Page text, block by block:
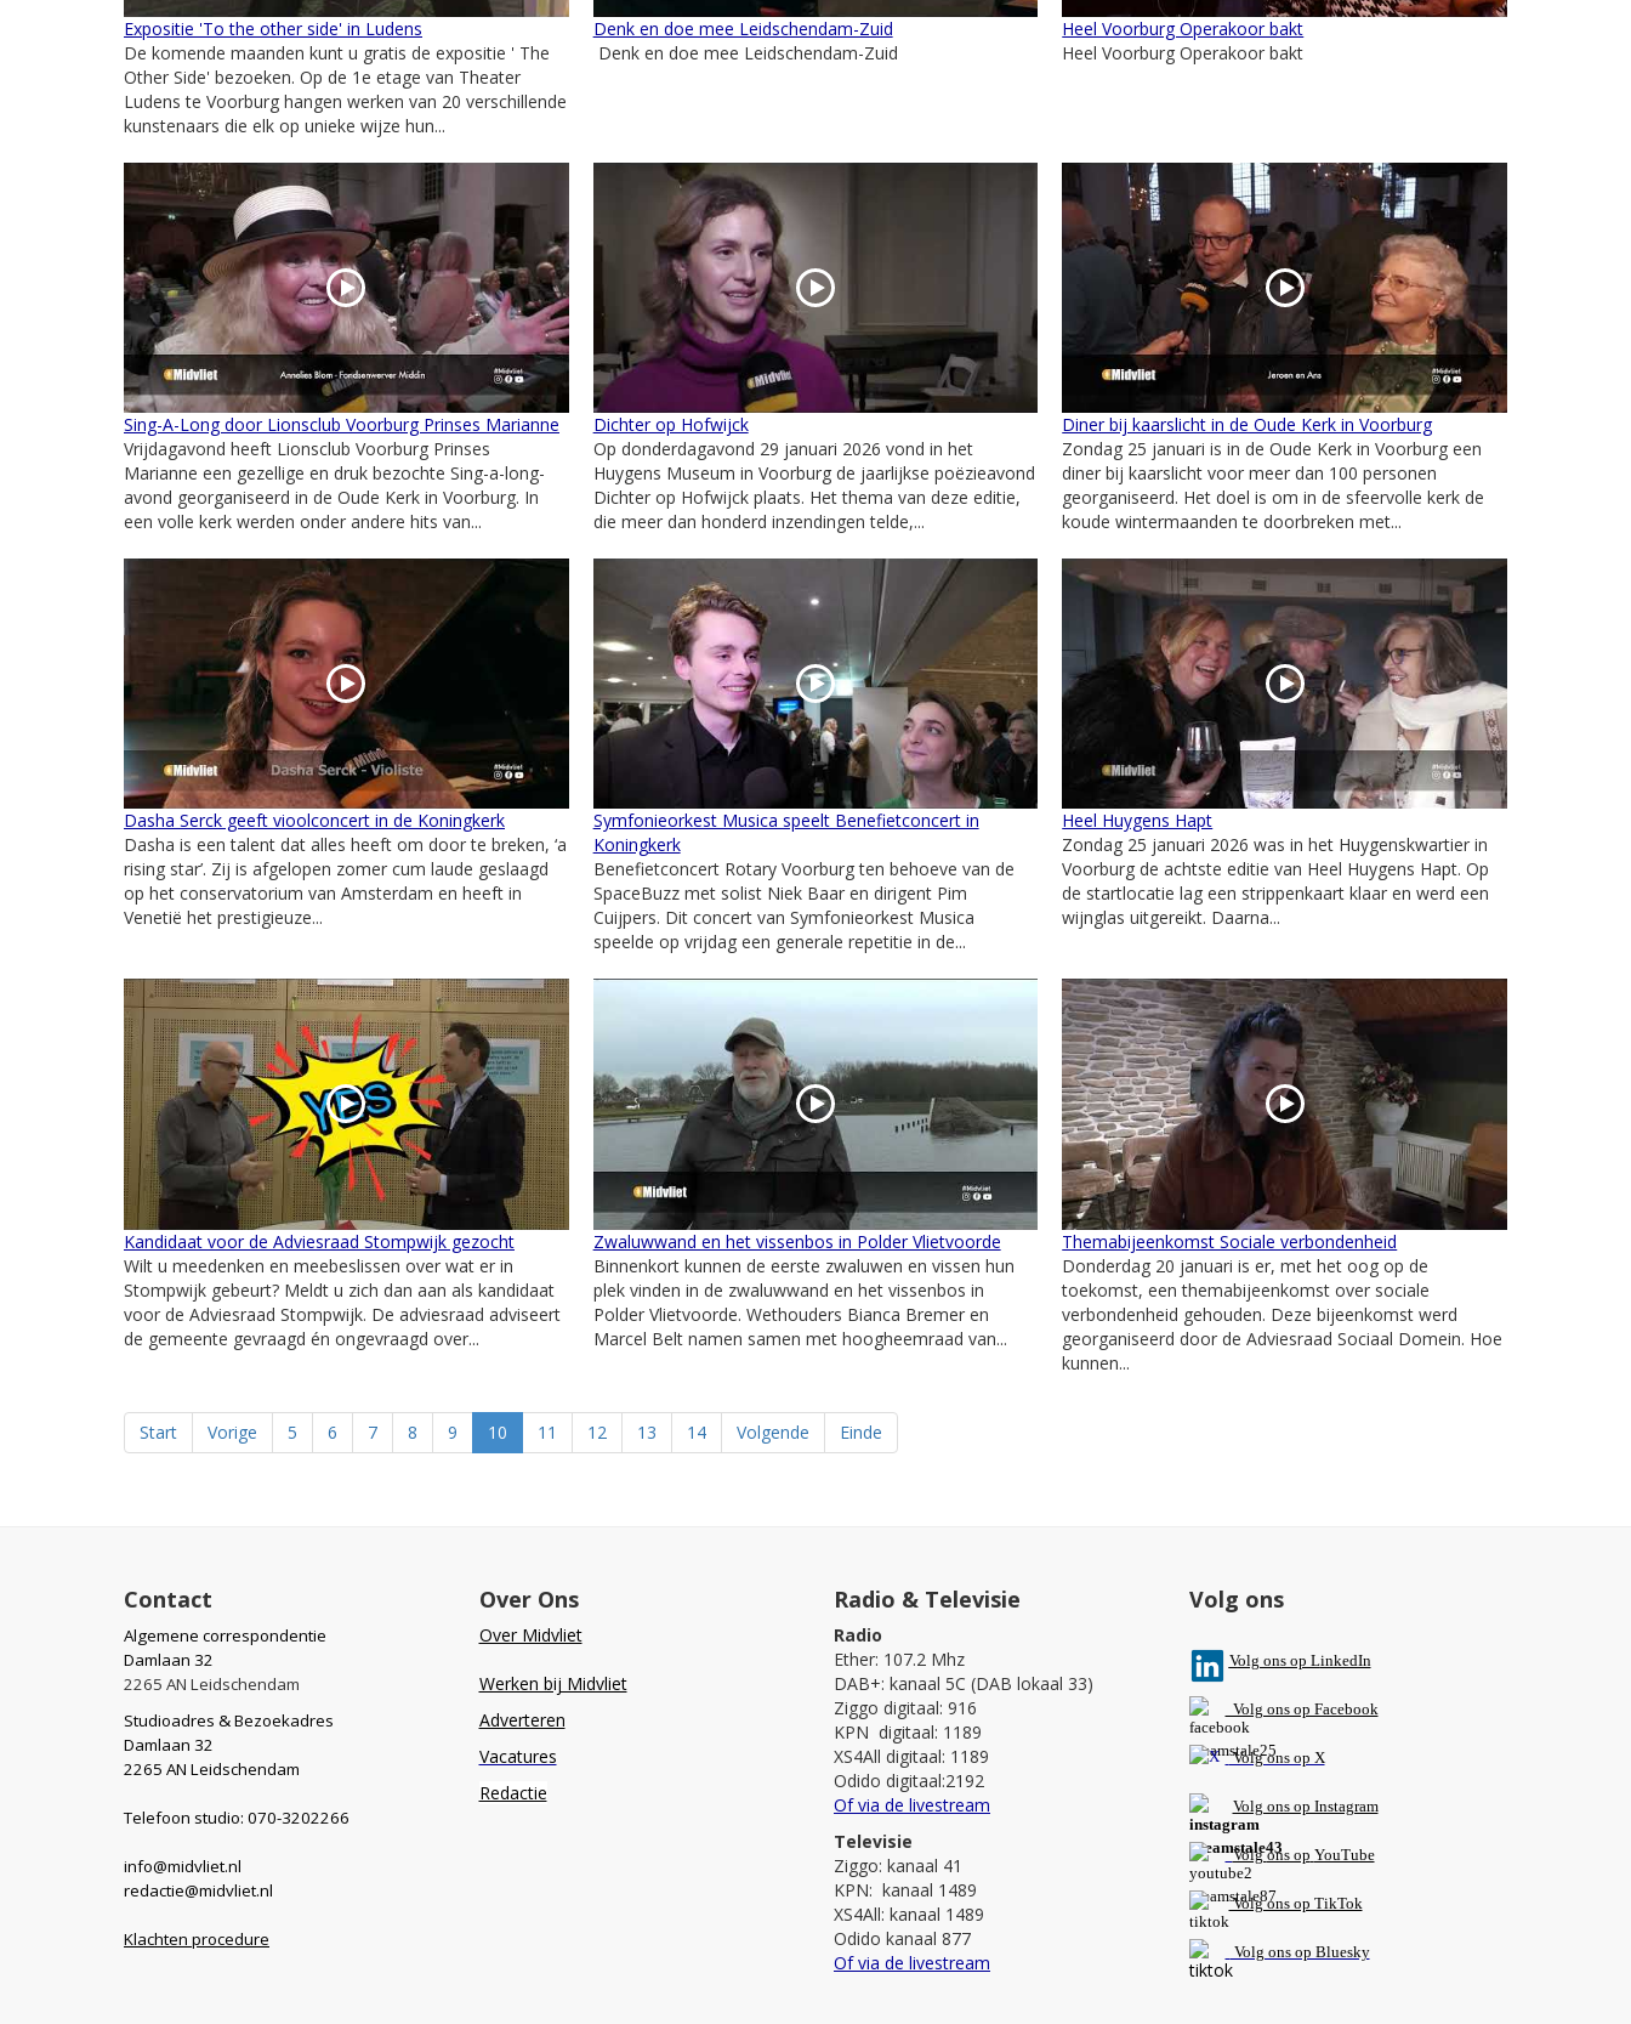
Expositie 'To the other side' in Ludens
De komende maanden kunt u gratis de expositie ' The
Other Side' bezoeken. Op de 1e etage van Theater
Ludens te Voorburg hangen werken van 20 verschillende
kunstenaars die elk op unieke wijze hun...
Denk en doe mee Leidschendam-Zuid
Denk en doe mee Leidschendam-Zuid
Heel Voorburg Operakoor bakt
Heel Voorburg Operakoor bakt
Sing-A-Long door Lionsclub Voorburg Prinses Marianne
Vrijdagavond heeft Lionsclub Voorburg Prinses
Marianne een gezellige en druk bezochte Sing-a-long-
avond georganiseerd in de Oude Kerk in Voorburg. In
een volle kerk werden onder andere hits van...
Dichter op Hofwijck
Op donderdagavond 29 januari 2026 vond in het
Huygens Museum in Voorburg de jaarlijkse poëzieavond
Dichter op Hofwijck plaats. Het thema van deze editie,
die meer dan honderd inzendingen telde,...
Diner bij kaarslicht in de Oude Kerk in Voorburg
Zondag 25 januari is in de Oude Kerk in Voorburg een
diner bij kaarslicht voor meer dan 100 personen
georganiseerd. Het doel is om in de sfeervolle kerk de
koude wintermaanden te doorbreken met...
Dasha Serck geeft vioolconcert in de Koningkerk
Dasha is een talent dat alles heeft om door te breken, ‘a
rising star’. Zij is afgelopen zomer cum laude geslaagd
op het conservatorium van Amsterdam en heeft in
Venetië het prestigieuze...
Symfonieorkest Musica speelt Benefietconcert in
Koningkerk
Benefietconcert Rotary Voorburg ten behoeve van de
SpaceBuzz met solist Niek Baar en dirigent Pim
Cuijpers. Dit concert van Symfonieorkest Musica
speelde op vrijdag een generale repetitie in de...
Heel Huygens Hapt
Zondag 25 januari 2026 was in het Huygenskwartier in
Voorburg de achtste editie van Heel Huygens Hapt. Op
de startlocatie lag een strippenkaart klaar en werd een
wijnglas uitgereikt. Daarna...
Kandidaat voor de Adviesraad Stompwijk gezocht
Wilt u meedenken en meebeslissen over wat er in
Stompwijk gebeurt? Meldt u zich dan aan als kandidaat
voor de Adviesraad Stompwijk. De adviesraad adviseert
de gemeente gevraagd én ongevraagd over...
Zwaluwwand en het vissenbos in Polder Vlietvoorde
Binnenkort kunnen de eerste zwaluwen en vissen hun
plek vinden in de zwaluwwand en het vissenbos in
Polder Vlietvoorde. Wethouders Bianca Bremer en
Marcel Belt namen samen met hoogheemraad van...
Themabijeenkomst Sociale verbondenheid
Donderdag 20 januari is er, met het oog op de
toekomst, een themabijeenkomst over sociale
verbondenheid gehouden. Deze bijeenkomst werd
georganiseerd door de Adviesraad Sociaal Domein. Hoe
kunnen...
Start Vorige 5 6 7 8 9 10 11 12 13 14 Volgende Einde
Contact
Algemene correspondentie
Damlaan 32
2265 AN Leidschendam
Studioadres & Bezoekadres
Damlaan 32
2265 AN Leidschendam
Telefoon studio: 070-3202266
info@midvliet.nl
redactie@midvliet.nl
Klachten procedure
Over Ons
Over Midvliet
Werken bij Midvliet
Adverteren
Vacatures
Redactie
Radio & Televisie
Radio
Ether: 107.2 Mhz
DAB+: kanaal 5C (DAB lokaal 33)
Ziggo digitaal: 916
KPN digitaal: 1189
XS4All digitaal: 1189
Odido digitaal:2192
Of via de livestream
Televisie
Ziggo: kanaal 41
KPN: kanaal 1489
XS4All: kanaal 1489
Odido kanaal 877
Of via de livestream
Volg ons
Volg ons op LinkedIn
Volg ons op Facebook
Volg ons op X
Volg ons op Instagram
Volgons op YouTube
Volg ons op TikTok
Volg ons op Bluesky